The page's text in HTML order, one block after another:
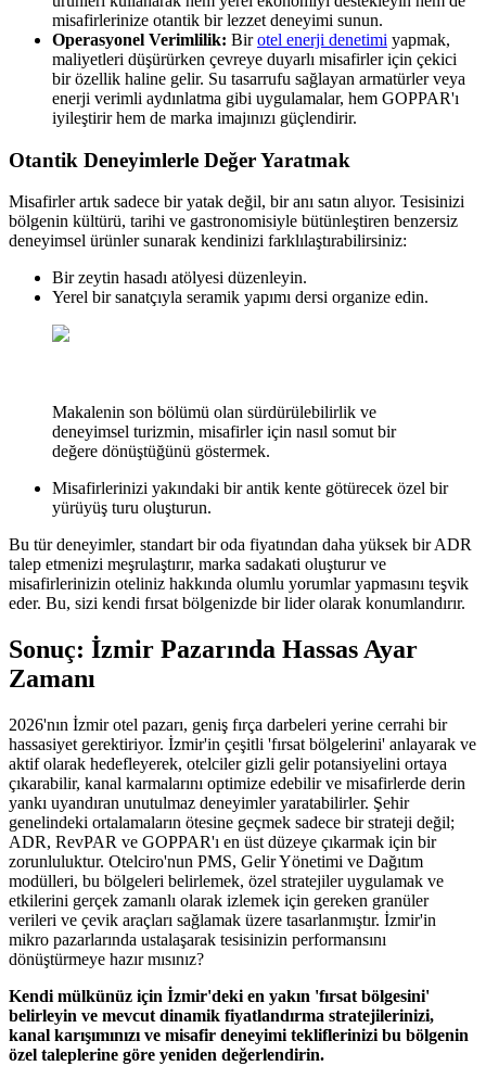
misafirlerinize otantik bir lezzet deneyimi sunun.
Operasyonel Verimlilik: Birotel enerji denetimi yapmak,
maliyetleri düşürürken çevreye duyarlı misafirler için çekici
bir özellik haline gelir. Su tasarrufu sağlayan armatürler veya
enerji verimli aydınlatma gibi uygulamalar, hem GOPPAR'ı
iyileştirir hem de marka imajınızı güçlendirir.
Otantik Deneyimlerle Değer Yaratmak
Misafirler artık sadece bir yatak değil, bir anı satın alıyor. Tesisinizi
bölgenin kültürü, tarihi ve gastronomisiyle bütünleştiren benzersiz
deneyimsel ürünler sunarak kendinizi farklılaştırabilirsiniz:
Bir zeytin hasadı atölyesi düzenleyin.
Yerel bir sanatçıyla seramik yapımı dersi organize edin.
Makalenin son bölümü olan sürdürülebilirlik ve
deneyimsel turizmin, misafirler için nasıl somut bir
değere dönüştüğünü göstermek.
Misafirlerinizi yakındaki bir antik kente götürecek özel bir
yürüyüş turu oluşturun.
Bu tür deneyimler, standart bir oda fiyatından daha yüksek bir ADR
talep etmenizi meşrulaştırır, marka sadakati oluşturur ve
misafirlerinizin oteliniz hakkında olumlu yorumlar yapmasını teşvik
eder. Bu, sizi kendi fırsat bölgenizde bir lider olarak konumlandırır.
Sonuç: İzmir Pazarında Hassas Ayar
Zamanı
2026'nın İzmir otel pazarı, geniş fırça darbeleri yerine cerrahi bir
hassasiyet gerektiriyor. İzmir'in çeşitli 'fırsat bölgelerini' anlayarak ve
aktif olarak hedefleyerek, otelciler gizli gelir potansiyelini ortaya
çıkarabilir, kanal karmalarını optimize edebilir ve misafirlerde derin
yankı uyandıran unutulmaz deneyimler yaratabilirler. Şehir
genelindeki ortalamaların ötesine geçmek sadece bir strateji değil;
ADR, RevPAR ve GOPPAR'ı en üst düzeye çıkarmak için bir
zorunluluktur. Otelciro'nun PMS, Gelir Yönetimi ve Dağıtım
modülleri, bu bölgeleri belirlemek, özel stratejiler uygulamak ve
etkilerini gerçek zamanlı olarak izlemek için gereken granüler
verileri ve çevik araçları sağlamak üzere tasarlanmıştır. İzmir'in
mikro pazarlarında ustalaşarak tesisinizin performansını
dönüştürmeye hazır mısınız?
Kendi mülkünüz için İzmir'deki en yakın 'fırsat bölgesini'
belirleyin ve mevcut dinamik fiyatlandırma stratejilerinizi,
kanal karışımınızı ve misafir deneyimi tekliflerinizi bu bölgenin
özel taleplerine göre yeniden değerlendirin.